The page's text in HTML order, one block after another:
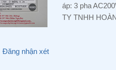
áp: 3 pha
TY TNHH
Đăng nhận xét